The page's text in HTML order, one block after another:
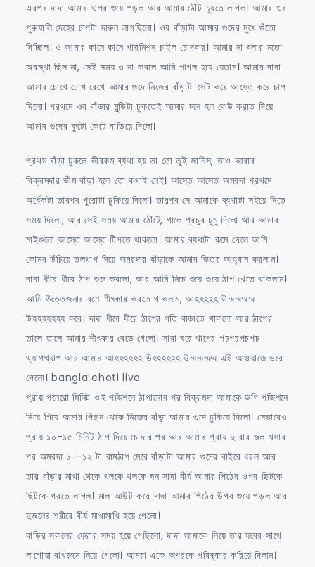
এরপর দাদা আমার ওপর শুয়ে পড়ল আর আমার ঠোঁট চুষতে লাগল। আমার ওর
পুরুষালি দেহের চাপটা দারুন লাগছিলো। ওর বাঁড়াটা আমার গুদের মুখে গুঁতো
দিচ্ছিল। ও আমার কানে কানে পারমিশন চাইল চোদবার। আমার না বলার মতো
অবস্থা ছিল না, সেই সময় ও না করলে আমি পাগল হয়ে যেতাম। আমার দাদা
আমার চোখে চোখ রেখে আমার গুদে নিজের বাঁড়াটা সেট করে আস্তে করে চাপ
দিলো। প্রথমে ওর বাঁড়ার মুন্ডিটা ঢুকতেই আমার মনে হল কেউ করাত দিয়ে
আমার গুদের ফুটো কেটে বাড়িয়ে দিলো।
প্রথম বাঁড়া ঢুকলে কীরকম ব্যথা হয় তা তো তুই জানিস, তাও আবার
বিক্রমদার ভীম বাঁড়া হলে তো কথাই নেই। আস্তে আস্তে অমরদা প্রথমে
অর্ধেকটা তারপর পুরোটা ঢুকিয়ে দিলো। তারপর সে আমাকে ব্যথাটা সইয়ে নিতে
সময় দিলো, আর সেই সময় আমার ঠোঁটে, গালে প্রচুর চুমু দিলো আর আমার
মাইগুলো আস্তে আস্তে টিপতে থাকলো। আমার ব্যথাটা কমে গেলে আমি
কোমর উঁচিয়ে তলথাপ দিয়ে অমরদার বাঁড়াকে আমার ভিতর আহ্বান করলাম।
দাদা ধীরে ধীরে ঠাপ শুরু করলো, আর আমি নিচে শুয়ে শুয়ে ঠাপ খেতে থাকলাম।
আমি উত্তেজনার বশে শীৎকার করতে থাকলাম, আহহহহহ উম্মম্মম্মম্ম
উহহহহহহহ করে। দাদা ধীরে ধীরে ঠাপের গতি বাড়াতে থাকলো আর ঠাপের
তালে তালে আমার শীৎকার বেড়ে গেলো। সারা ঘরে থাপের পচপচপচপচ
থ্যাপথ্যাপ আর আমার আহহহহহহ উহহহহহহ উম্মম্মম্মম্ম এই আওয়াজে ভরে
গেলো। bangla choti live
প্রায় পনেরো মিনিট ওই পজিশনে ঠাপানোর পর বিক্রমদা আমাকে ডগি পজিশনে
নিয়ে গিয়ে আমার পিছন থেকে নিজের বাঁড়া আমার গুদে ঢুকিয়ে দিলো। সেভাবেও
প্রায় ১০-১৫ মিনিট ঠাপ দিয়ে চোদার পর আর আমার প্রায় দু বার জল খসার
পর অমরদা ১০-১২ টা রামঠাপ মেরে বাঁড়াটা আমার গুদের বাইরে ধরল আর
তার বাঁড়ার মাথা থেকে থলকে থলকে ঘন সাদা বীর্য আমার পিঠের ওপর ছিটকে
ছিটকে পরতে লাগল। মাল আউট করে দাদা আমার পিঠের উপর শুয়ে পড়ল আর
দুজনের শরীরে বীর্য মাখামাখি হয়ে গেলো।
বাড়ির সকলের ফেরার সময় হয়ে গেছিলো, দাদা আমাকে নিয়ে তার ঘরের সাথে
লাগোয়া বাথরুমে নিয়ে গেলো। আমরা একে অপরকে পরিষ্কার করিয়ে দিলাম।